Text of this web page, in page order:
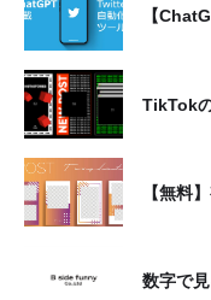
フターサービス
信、新しい商品
に有益と思われる
さまの個人情報を
1.デジタルト
業
3.ブロックチ
【
TikTok
【無料
数字で